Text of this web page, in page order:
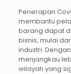
Penerapan
membantu
barang dapat
bisnis, mulai
industri.
menjangkau
wilayah yang